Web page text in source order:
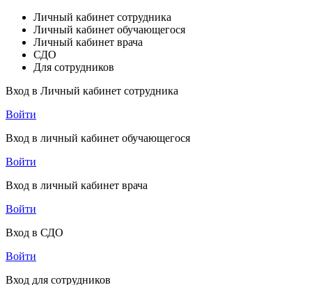
Личный кабинет сотрудника
Личный кабинет обучающегося
Личный кабинет врача
СДО
Для сотрудников
Вход в Личный кабинет сотрудника
Войти
Вход в личный кабинет обучающегося
Войти
Вход в личный кабинет врача
Войти
Вход в СДО
Войти
Вход для сотрудников